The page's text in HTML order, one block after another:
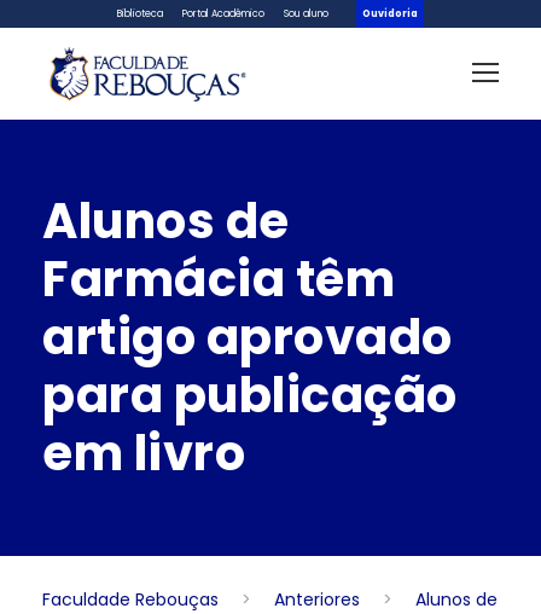
Biblioteca Portal Acadêmico Sou aluno Ouvidoria
Alunos de
Farmácia têm
artigo aprovado
para publicação
em livro
Faculdade Rebouças > Anteriores >
Alunos de